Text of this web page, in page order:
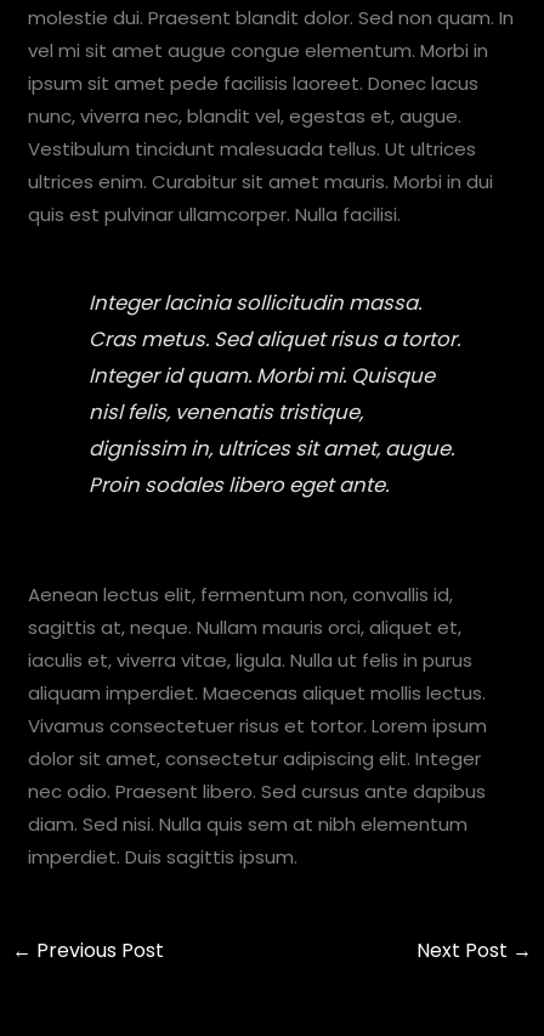
molestie dui. Praesent blandit dolor. Sed non quam. In
vel mi sit amet augue congue elementum. Morbi in
ipsum sit amet pede facilisis laoreet. Donec lacus
nunc, viverra nec, blandit vel, egestas et, augue.
Vestibulum tincidunt malesuada tellus. Ut ultrices
ultrices enim. Curabitur sit amet mauris. Morbi in dui
quis est pulvinar ullamcorper. Nulla facilisi.
Integer lacinia sollicitudin massa.
Cras metus. Sed aliquet risus a tortor.
Integer id quam. Morbi mi. Quisque
nisl felis, venenatis tristique,
dignissim in, ultrices sit amet, augue.
Proin sodales libero eget ante.
Aenean lectus elit, fermentum non, convallis id,
sagittis at, neque. Nullam mauris orci, aliquet et,
iaculis et, viverra vitae, ligula. Nulla ut felis in purus
aliquam imperdiet. Maecenas aliquet mollis lectus.
Vivamus consectetuer risus et tortor. Lorem ipsum
dolor sit amet, consectetur adipiscing elit. Integer
nec odio. Praesent libero. Sed cursus ante dapibus
diam. Sed nisi. Nulla quis sem at nibh elementum
imperdiet. Duis sagittis ipsum.
← Previous Post Next Post →